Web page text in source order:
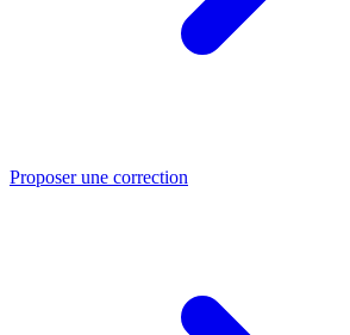
Proposer une correction